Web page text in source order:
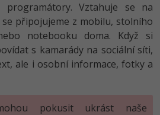
Vztahuje se na
se připojujeme z mobilu, stolního
notebooku doma. Když si
s kamarády na sociální síti,
ale i osobní informace, fotky a
pokusit ukrást naše